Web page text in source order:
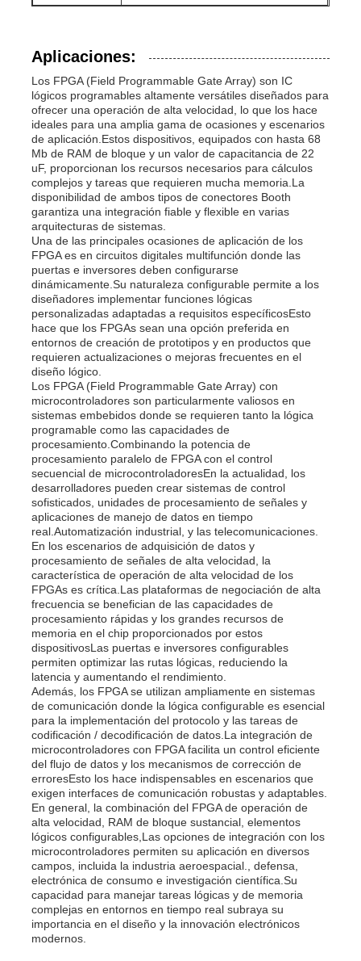
Chip de gestión de energía
Aplicaciones:
Los FPGA (Field Programmable Gate Array) son IC
lógicos programables altamente versátiles diseñados para
ofrecer una operación de alta velocidad, lo que los hace
ideales para una amplia gama de ocasiones y escenarios
de aplicación.Estos dispositivos, equipados con hasta 68
Mb de RAM de bloque y un valor de capacitancia de 22
uF, proporcionan los recursos necesarios para cálculos
complejos y tareas que requieren mucha memoria.La
disponibilidad de ambos tipos de conectores Booth
garantiza una integración fiable y flexible en varias
arquitecturas de sistemas.
Una de las principales ocasiones de aplicación de los
FPGA es en circuitos digitales multifunción donde las
puertas e inversores deben configurarse
dinámicamente.Su naturaleza configurable permite a los
diseñadores implementar funciones lógicas
personalizadas adaptadas a requisitos específicosEsto
hace que los FPGAs sean una opción preferida en
entornos de creación de prototipos y en productos que
requieren actualizaciones o mejoras frecuentes en el
diseño lógico.
Los FPGA (Field Programmable Gate Array) con
microcontroladores son particularmente valiosos en
sistemas embebidos donde se requieren tanto la lógica
programable como las capacidades de
procesamiento.Combinando la potencia de
procesamiento paralelo de FPGA con el control
secuencial de microcontroladoresEn la actualidad, los
desarrolladores pueden crear sistemas de control
sofisticados, unidades de procesamiento de señales y
aplicaciones de manejo de datos en tiempo
real.Automatización industrial, y las telecomunicaciones.
En los escenarios de adquisición de datos y
procesamiento de señales de alta velocidad, la
característica de operación de alta velocidad de los
FPGAs es crítica.Las plataformas de negociación de alta
frecuencia se benefician de las capacidades de
procesamiento rápidas y los grandes recursos de
memoria en el chip proporcionados por estos
dispositivosLas puertas e inversores configurables
permiten optimizar las rutas lógicas, reduciendo la
latencia y aumentando el rendimiento.
Además, los FPGA se utilizan ampliamente en sistemas
de comunicación donde la lógica configurable es esencial
para la implementación del protocolo y las tareas de
codificación / decodificación de datos.La integración de
microcontroladores con FPGA facilita un control eficiente
del flujo de datos y los mecanismos de corrección de
erroresEsto los hace indispensables en escenarios que
exigen interfaces de comunicación robustas y adaptables.
En general, la combinación del FPGA de operación de
alta velocidad, RAM de bloque sustancial, elementos
lógicos configurables,Las opciones de integración con los
microcontroladores permiten su aplicación en diversos
campos, incluida la industria aeroespacial., defensa,
electrónica de consumo e investigación científica.Su
capacidad para manejar tareas lógicas y de memoria
complejas en entornos en tiempo real subraya su
importancia en el diseño y la innovación electrónicos
modernos.